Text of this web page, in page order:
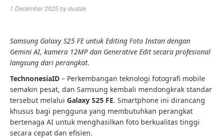
1 December 2025byduatak
Samsung Galaxy S25 FE untuk Editing Foto Instan dengan
Gemini AI, kamera 12MP dan Generative Edit secara profesional
langsung dari perangkat.
TechnonesiaID – Perkembangan teknologi fotografi mobile
semakin pesat, dan Samsung kembali mendongkrak standar
tersebut melalui Galaxy S25 FE. Smartphone ini dirancang
khusus bagi pengguna yang membutuhkan perangkat
bertenaga AI untuk menghasilkan foto berkualitas tinggi
secara cepat dan efisien.